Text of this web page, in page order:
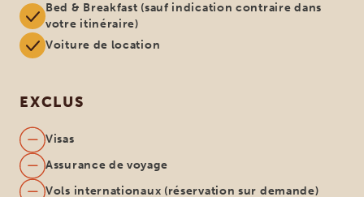
Bed & Breakfast (sauf indication contraire dans
votre itinéraire)
Voiture de location
EXCLUS
Visas
Assurance de voyage
Vols internationaux (réservation sur demande)